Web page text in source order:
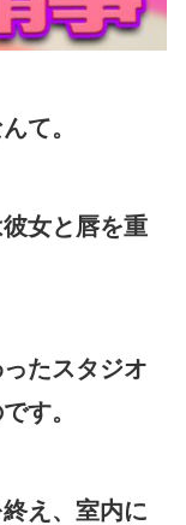
て。
女と唇を重
たスタジオ
す。
え、室内に